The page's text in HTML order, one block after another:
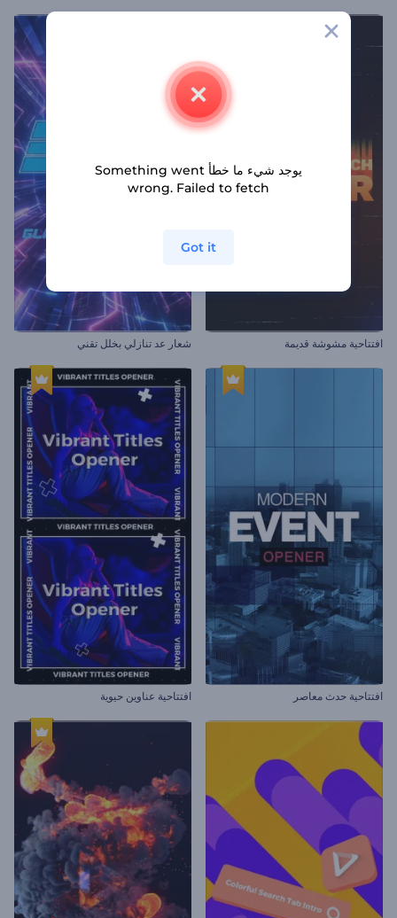
افتتاحية مشوشة قديمة شعار عد تنازلي بخلل تقني
افتتاحية حدث معاصر افتتاحية عناوين حيوية
يوجد شيء ما خطأ Something went
wrong. Failed to fetch
Got it